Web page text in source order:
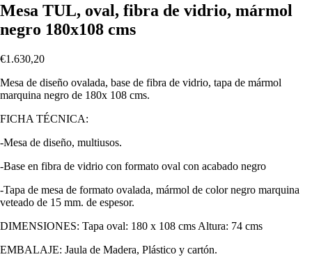
Mesa TUL, oval, fibra de vidrio, mármol
negro 180x108 cms
€1.630,20
Mesa de diseño ovalada, base de fibra de vidrio, tapa de mármol
marquina negro de 180x 108 cms.
FICHA TÉCNICA:
-Mesa de diseño, multiusos.
-Base en fibra de vidrio con formato oval con acabado negro
-Tapa de mesa de formato ovalada, mármol de color negro marquina
veteado de 15 mm. de espesor.
DIMENSIONES: Tapa oval: 180 x 108 cms Altura: 74 cms
EMBALAJE: Jaula de Madera, Plástico y cartón.